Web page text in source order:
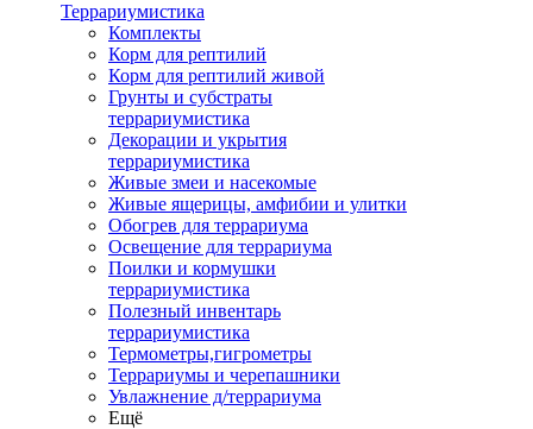
Террариумистика
Комплекты
Корм для рептилий
Корм для рептилий живой
Грунты и субстраты
террариумистика
Декорации и укрытия
террариумистика
Живые змеи и насекомые
Живые ящерицы, амфибии и улитки
Обогрев для террариума
Освещение для террариума
Поилки и кормушки
террариумистика
Полезный инвентарь
террариумистика
Термометры,гигрометры
Террариумы и черепашники
Увлажнение д/террариума
Ещё